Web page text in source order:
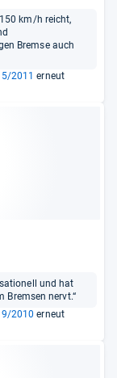
km/h reicht,
Bremse auch
5/2011 erneut
und hat
Bremsen nervt.“
9/2010 erneut